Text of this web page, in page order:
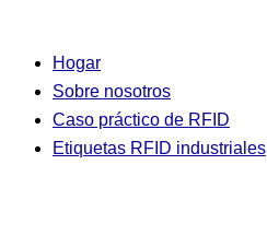
Hogar
Sobre nosotros
Caso práctico de RFID
Etiquetas RFID industriales